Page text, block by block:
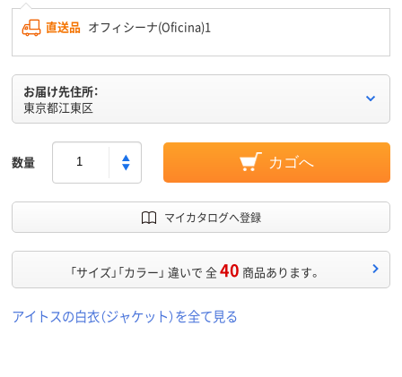
直送品 オフィシーナ(Oficina)1
お届け先住所：
東京都江東区
数量 カゴへ
マイカタログへ登録
「サイズ」「カラー」 違いで 全40 商品あります。
アイトスの白衣（ジャケット）を全て見る